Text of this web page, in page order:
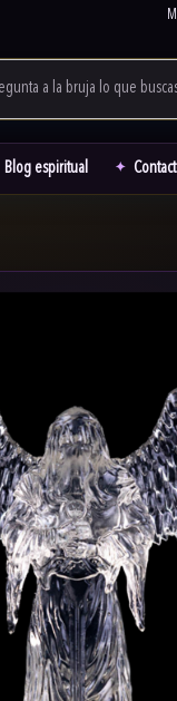
Blog espiritual